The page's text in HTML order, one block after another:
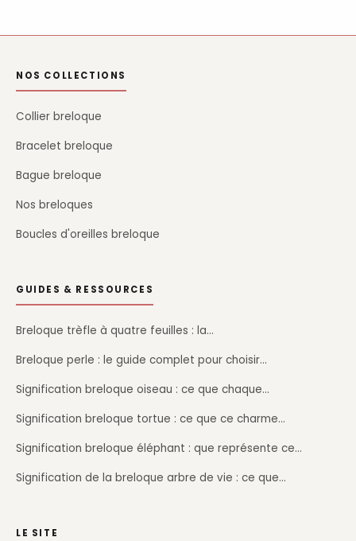
NOS COLLECTIONS
Collier breloque
Bracelet breloque
Bague breloque
Nos breloques
Boucles d'oreilles breloque
GUIDES & RESSOURCES
Breloque trèfle à quatre feuilles : la…
Breloque perle : le guide complet pour choisir…
Signification breloque oiseau : ce que chaque…
Signification breloque tortue : ce que ce charme…
Signification breloque éléphant : que représente ce…
Signification de la breloque arbre de vie : ce que…
LE SITE